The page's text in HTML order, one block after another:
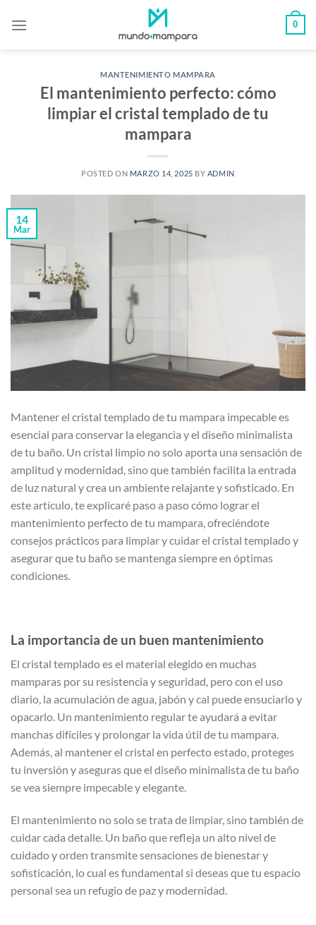
0
MANTENIMIENTO MAMPARA
El mantenimiento perfecto: cómo
limpiar el cristal templado de tu
mampara
POSTED ON MARZO 14, 2025 BY ADMIN
14
Mar
Mantener el cristal templado de tu mampara impecable es
esencial para conservar la elegancia y el diseño minimalista
de tu baño. Un cristal limpio no solo aporta una sensación de
amplitud y modernidad, sino que también facilita la entrada
de luz natural y crea un ambiente relajante y sofisticado. En
este artículo, te explicaré paso a paso cómo lograr el
mantenimiento perfecto de tu mampara, ofreciéndote
consejos prácticos para limpiar y cuidar el cristal templado y
asegurar que tu baño se mantenga siempre en óptimas
condiciones.
La importancia de un buen mantenimiento
El cristal templado es el material elegido en muchas
mamparas por su resistencia y seguridad, pero con el uso
diario, la acumulación de agua, jabón y cal puede ensuciarlo y
opacarlo. Un mantenimiento regular te ayudará a evitar
manchas difíciles y prolongar la vida útil de tu mampara.
Además, al mantener el cristal en perfecto estado, proteges
tu inversión y aseguras que el diseño minimalista de tu baño
se vea siempre impecable y elegante.
El mantenimiento no solo se trata de limpiar, sino también de
cuidar cada detalle. Un baño que refleja un alto nivel de
cuidado y orden transmite sensaciones de bienestar y
sofisticación, lo cual es fundamental si deseas que tu espacio
personal sea un refugio de paz y modernidad.